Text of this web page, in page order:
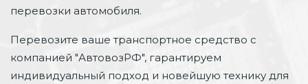
перевозки автомобиля.
Перевозите ваше транспортное средство с
компанией "АвтовозРФ", гарантируем
индивидуальный подход и новейшую технику для